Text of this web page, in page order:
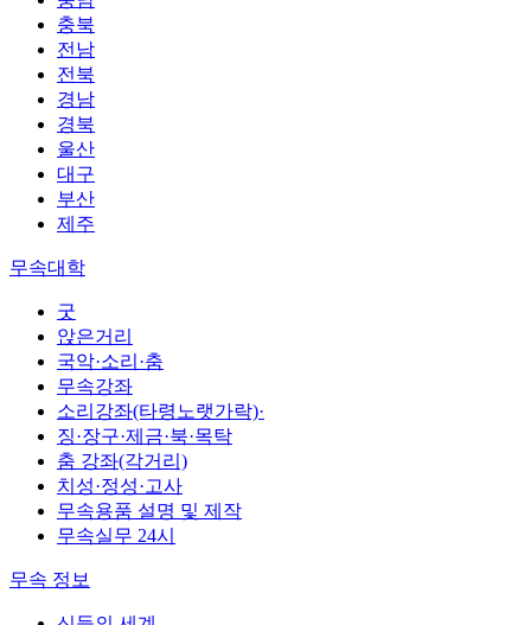
충북
전남
전북
경남
경북
울산
대구
부산
제주
무속대학
굿
앉은거리
국악·소리·춤
무속강좌
소리강좌(타령노랫가락)·
징·장구·제금·북·목탁
춤 강좌(각거리)
치성·정성·고사
무속용품 설명 및 제작
무속실무 24시
무속 정보